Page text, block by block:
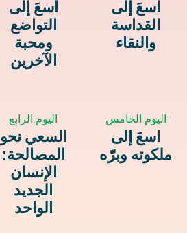
اسعَ إلى
التواضع
ومحبة
الآخرين
اسعَ إلى
القداسة
والنقاء
اليوم الرابع
السعي نحو
المصالحة:
الإنسان
الجديد
الواحد
اليوم الخامس
اسعَ إلى
ملكوته وبرّه